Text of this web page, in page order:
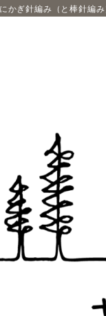
かぎ針編み（と棒針編